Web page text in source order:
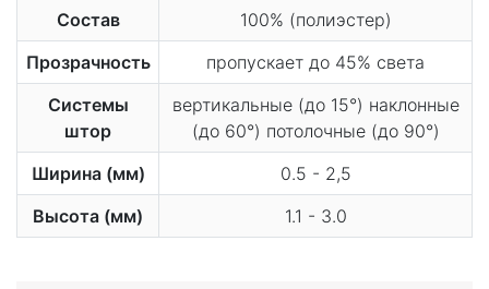
Состав
100% (полиэстер)
Прозрачность
пропускает до 45% света
Системы
штор
вертикальные (до 15°) наклонные
(до 60°) потолочные (до 90°)
Ширина (мм)
0.5 - 2,5
Высота (мм)
1.1 - 3.0